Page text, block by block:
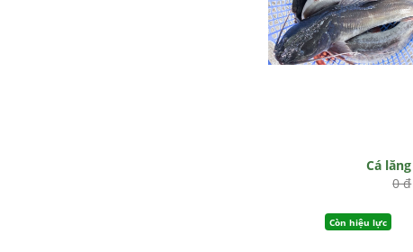
Cá lăng
0 đ
Còn hiệu lực